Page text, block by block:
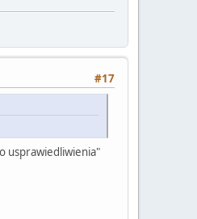
#17
usprawiedliwienia"